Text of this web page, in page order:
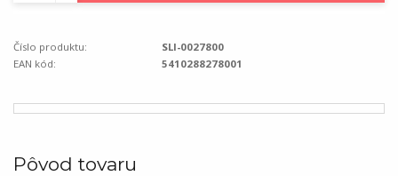
Číslo produktu:
SLI-0027800
EAN kód:
5410288278001
Pôvod tovaru